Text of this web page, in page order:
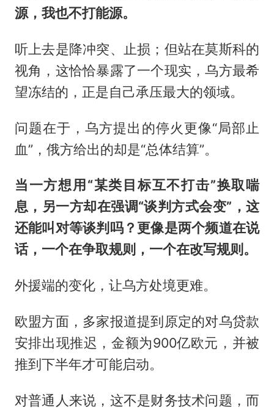
源，我也不打能源。
听上去是降冲突、止损；但站在莫斯科的
视角，这恰恰暴露了一个现实，乌方最希
望冻结的，正是自己承压最大的领域。
问题在于，乌方提出的停火更像“局部止
血”，俄方给出的却是“总体结算”。
当一方想用“某类目标互不打击”换取喘
息，另一方却在强调“谈判方式会变”，这
还能叫对等谈判吗？更像是两个频道在说
话，一个在争取规则，一个在改写规则。
外援端的变化，让乌方处境更难。
欧盟方面，多家报道提到原定的对乌贷款
安排出现推迟，金额为900亿欧元，并被
推到下半年才可能启动。
对普通人来说，这不是财务技术问题，而